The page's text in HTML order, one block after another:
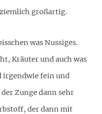
großartig.
was Nussiges.
Kräuter und auch was
irgendwie fein und
Zunge dann sehr
der dann mit